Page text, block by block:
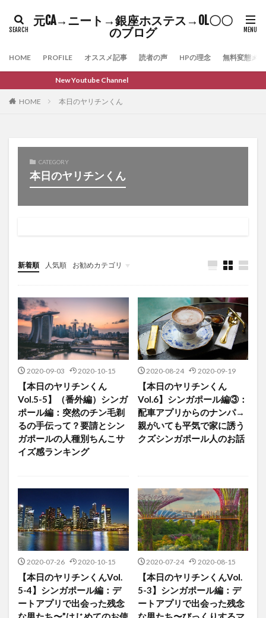
元CA→ニート→銀座ホステス→OL〇〇
のブログ
HOME PROFILE オススメ記事 読者の声 HPの理念 無料変態メ
New Youtube Channel
HOME 本日のヤリチンくん
CATEGORY
本日のヤリチンくん
新着順 人気順 お勧めカテゴリ
雑記
2020-09-03 2020-10-15
【本日のヤリチンくん
Vol.5-5】（番外編）シンガ
ポール編：突然のチン毛剃
るの手伝って？要請とシン
ガポールの人種別ちんこサ
イズ感ランキング
2020-08-24 2020-09-19
【本日のヤリチンくん
Vol.6】シンガポール編③：
配車アプリからのナンパ→
親がいても平気で家に誘う
クズシンガポール人のお話
2020-07-26 2020-10-15
【本日のヤリチンくんVol.
5-4】シンガポール編：デ
ートアプリで出会った残念
2020-07-24 2020-08-15
【本日のヤリチンくんVol.
5-3】シンガポール編：デ
ートアプリで出会った残念